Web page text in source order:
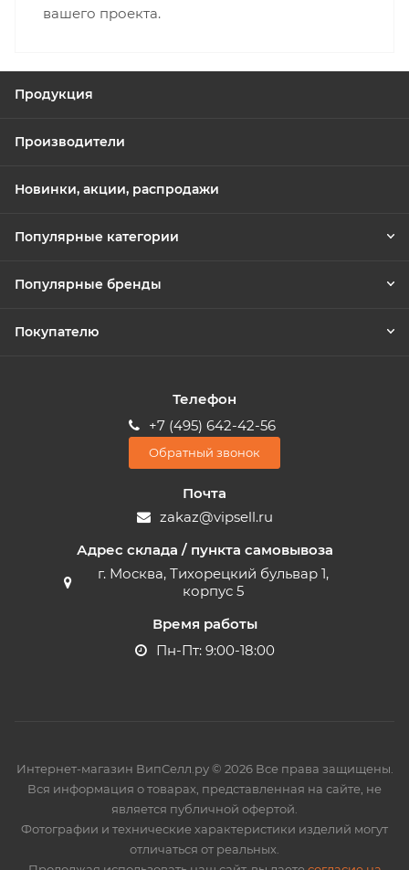
вашего проекта.
Продукция
Производители
Новинки, акции, распродажи
Популярные категории
Популярные бренды
Покупателю
Телефон
+7 (495) 642-42-56
Обратный звонок
Почта
zakaz@vipsell.ru
Адрес склада / пункта самовывоза
г. Москва, Тихорецкий бульвар 1,
корпус 5
Время работы
Пн-Пт: 9:00-18:00
Интернет-магазин ВипСелл.ру © 2026 Все права защищены.
Вся информация о товарах, представленная на сайте, не
является публичной офертой.
Фотографии и технические характеристики изделий могут
отличаться от реальных.